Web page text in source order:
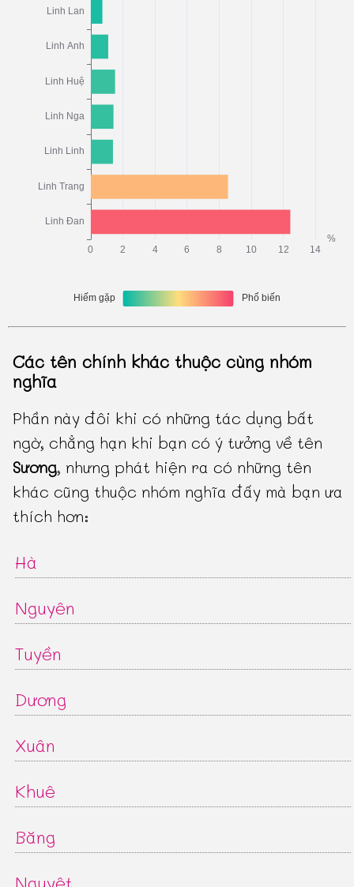
Các tên chính khác thuộc cùng nhóm
nghĩa
Phần này đôi khi có những tác dụng bất
ngờ, chẳng hạn khi bạn có ý tưởng về tên
Sương, nhưng phát hiện ra có những tên
khác cũng thuộc nhóm nghĩa đấy mà bạn ưa
thích hơn:
Hà
Nguyên
Tuyền
Dương
Xuân
Khuê
Băng
Nguyệt